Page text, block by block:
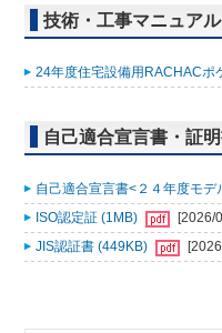
技術・工事マニュアル
24年度住宅設備用RACHACポ
自己適合宣言書・証
自己適合宣言書<２４年度モ
ISO認定証 (1MB)
[2026/
JIS認証書 (449KB)